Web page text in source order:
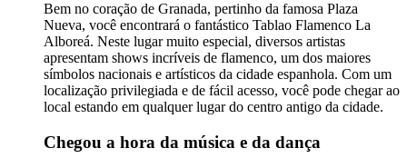
Bem no coração de Granada, pertinho da famosa Plaza
Nueva, você encontrará o fantástico Tablao Flamenco La
Alboreá. Neste lugar muito especial, diversos artistas
apresentam shows incríveis de flamenco, um dos maiores
símbolos nacionais e artísticos da cidade espanhola. Com um
localização privilegiada e de fácil acesso, você pode chegar ao
local estando em qualquer lugar do centro antigo da cidade.
Chegou a hora da música e da dança